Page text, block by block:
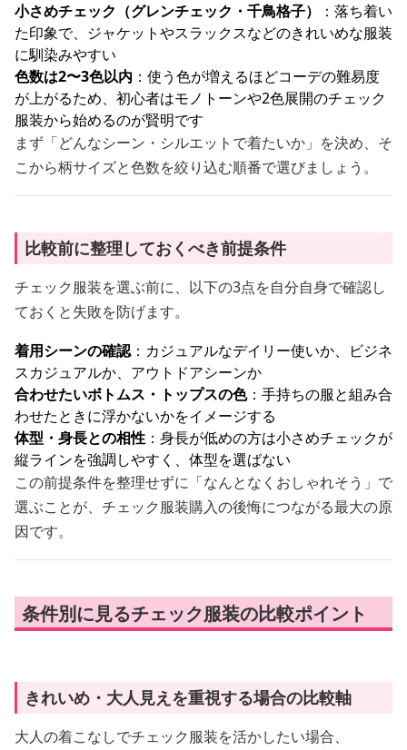
小さめチェック（グレンチェック・千鳥格子）
：落ち着い
た印象で、ジャケットやスラックスなどのきれいめな服装
に馴染みやすい
色数は2〜3色以内 ：使う色が増えるほどコーデの難易度
が上がるため、初心者はモノトーンや2色展開のチェック
服装から始めるのが賢明です
まず「どんなシーン・シルエットで着たいか」を決め、そ
こから柄サイズと色数を絞り込む順番で選びましょう。
比較前に整理しておくべき前提条件
チェック服装を選ぶ前に、以下の3点を自分自身で確認し
ておくと失敗を防げます。
着用シーンの確認：カジュアルなデイリー使いか、ビジネ
スカジュアルか、アウトドアシーンか
合わせたいボトムス・トップスの色：手持ちの服と組み合
わせたときに浮かないかをイメージする
体型・身長との相性 ：身長が低めの方は小さめチェックが
縦ラインを強調しやすく、体型を選ばない
この前提条件を整理せずに「なんとなくおしゃれそう」で
選ぶことが、チェック服装購入の後悔につながる最大の原
因です。
条件別に見るチェック服装の比較ポイント
きれいめ・大人見えを重視する場合の比較軸
大人の着こなしでチェック服装を活かしたい場合、